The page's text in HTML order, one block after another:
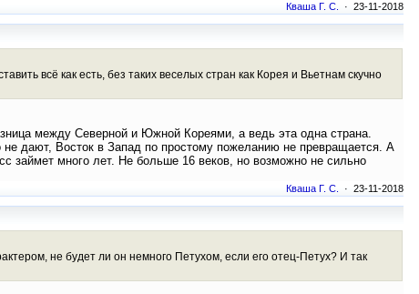
Кваша Г. С. · 23-11-2018
всё как есть, без таких веселых стран как Корея и Вьетнам скучно
между Северной и Южной Кореями, а ведь эта одна страна.
не дают, Восток в Запад по простому пожеланию не превращается. А
займет много лет. Не больше 16 веков, но возможно не сильно
Кваша Г. С. · 23-11-2018
не будет ли он немного Петухом, если его отец-Петух? И так